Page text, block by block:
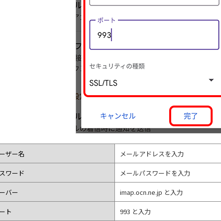
ザー名 メールアドレスを入力
ワード メールパスワードを入力
バー imap.ocn.ne.jp と入力
ト 993 と入力